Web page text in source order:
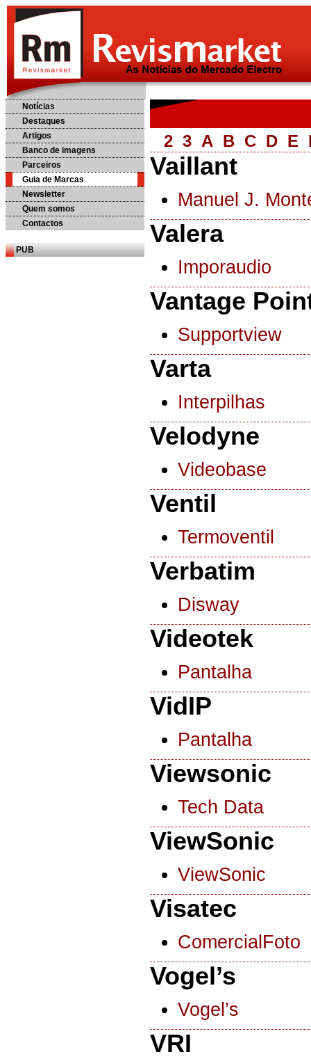
Notícias
Destaques
Artigos
Banco de imagens
Parceiros
Guia de Marcas
Newsletter
Quem somos
Contactos
PUB
2 3 A B C D E
Vaillant
Manuel J.
Valera
Imporaudio
Vantage
Supportview
Varta
Interpilhas
Velodyne
Videobase
Ventil
Termoventil
Verbatim
Disway
Videotek
Pantalha
VidIP
Pantalha
Viewsonic
Tech Data
ViewSonic
ViewSonic
Visatec
ComercialFoto
Vogel’s
Vogel’s
VRI